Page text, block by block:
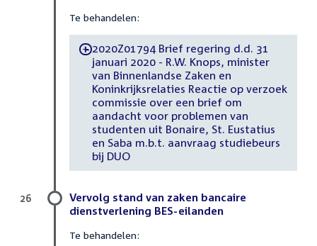
Te behandelen:
-2020Z01794 Brief regering d.d. 31
januari 2020 - R.W. Knops, minister
van Binnenlandse Zaken en
Koninkrijksrelaties Reactie op verzoek
commissie over een brief om
aandacht voor problemen van
studenten uit Bonaire, St. Eustatius
en Saba m.b.t. aanvraag studiebeurs
bij DUO
Vervolg stand van zaken bancaire
dienstverlening BES-eilanden
Te behandelen:
26